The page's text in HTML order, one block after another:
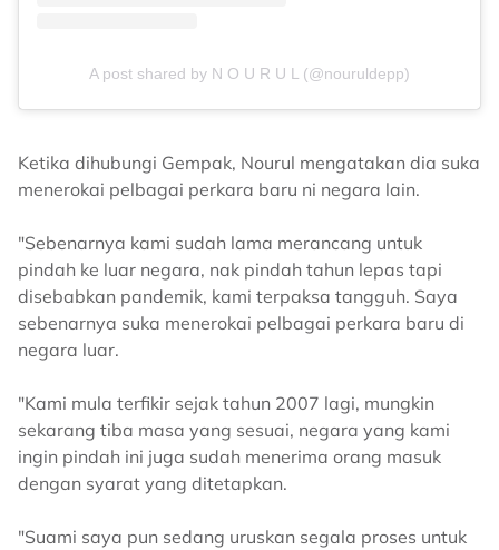
A post shared by N O U R U L (@nouruldepp)
Ketika dihubungi Gempak, Nourul mengatakan dia suka
menerokai pelbagai perkara baru ni negara lain.
"Sebenarnya kami sudah lama merancang untuk
pindah ke luar negara, nak pindah tahun lepas tapi
disebabkan pandemik, kami terpaksa tangguh. Saya
sebenarnya suka menerokai pelbagai perkara baru di
negara luar.
"Kami mula terfikir sejak tahun 2007 lagi, mungkin
sekarang tiba masa yang sesuai, negara yang kami
ingin pindah ini juga sudah menerima orang masuk
dengan syarat yang ditetapkan.
"Suami saya pun sedang uruskan segala proses untuk